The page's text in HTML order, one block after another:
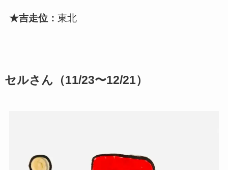
★吉走位： 東北
セルさん（11/23〜12/21）